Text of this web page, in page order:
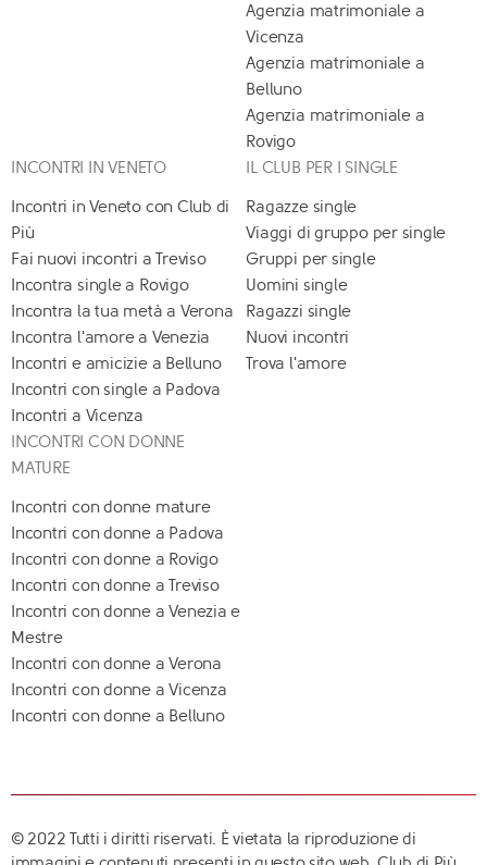
Agenzia matrimoniale a
Vicenza
Agenzia matrimoniale a
Belluno
Agenzia matrimoniale a
Rovigo
INCONTRI IN VENETO
Incontri in Veneto con Club di
Più
Fai nuovi incontri a Treviso
Incontra single a Rovigo
Incontra la tua metà a Verona
Incontra l'amore a Venezia
Incontri e amicizie a Belluno
Incontri con single a Padova
Incontri a Vicenza
IL CLUB PER I SINGLE
Ragazze single
Viaggi di gruppo per single
Gruppi per single
Uomini single
Ragazzi single
Nuovi incontri
Trova l'amore
INCONTRI CON DONNE
MATURE
Incontri con donne mature
Incontri con donne a Padova
Incontri con donne a Rovigo
Incontri con donne a Treviso
Incontri con donne a Venezia e
Mestre
Incontri con donne a Verona
Incontri con donne a Vicenza
Incontri con donne a Belluno
© 2022 Tutti i diritti riservati. È vietata la riproduzione di